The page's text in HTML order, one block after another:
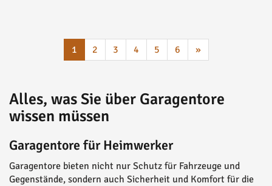
1 2 3 4 5 6 »
Alles, was Sie über Garagentore
wissen müssen
Garagentore für Heimwerker
Garagentore bieten nicht nur Schutz für Fahrzeuge und
Gegenstände, sondern auch Sicherheit und Komfort für die